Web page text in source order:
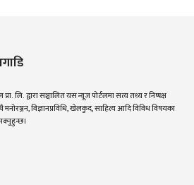
लि. द्वारा सञ्चालित यस न्यूज पोर्टलमा सत्य तथ्य र निष्पक्ष
विज्ञानप्रविधि, खेलकुद, साहित्य आदि विविध विषयका